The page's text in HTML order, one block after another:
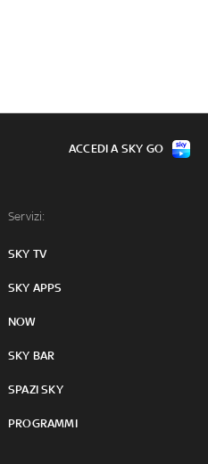
Servizi:
SKY TV
SKY APPS
NOW
SKY BAR
SPAZI SKY
PROGRAMMI
ACCEDI A SKY GO